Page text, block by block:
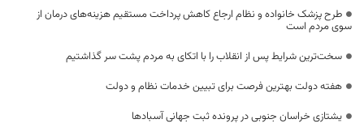
طرح پزشک خانواده و نظام ارجاع کاهش پرداخت مستقیم هزینه‌های درمان از
سوی مردم است
سخت‌ترین شرایط پس از انقلاب را با اتکای به مردم پشت سر گذاشتیم
هفته دولت بهترین فرصت برای تبیین خدمات نظام و دولت
یشتازی خراسان جنوبی در پرونده ثبت جهانی آسبادها